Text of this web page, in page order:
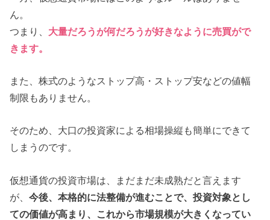
ん。
つまり、 大量だろうが何だろうが好きなように売買がで
きます。
また、株式のようなストップ高・ストップ安などの値幅
制限もありません。
そのため、大口の投資家による相場操縦も簡単にできて
しまうのです。
仮想通貨の投資市場は、まだまだ未成熟だと言えます
が、今後、本格的に法整備が進むことで、投資対象とし
ての価値が高まり、これから市場規模が大きくなってい